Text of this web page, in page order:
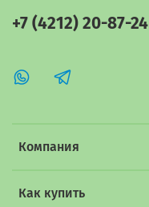
Компания
Как купить
+7 (4212) 20-87-24